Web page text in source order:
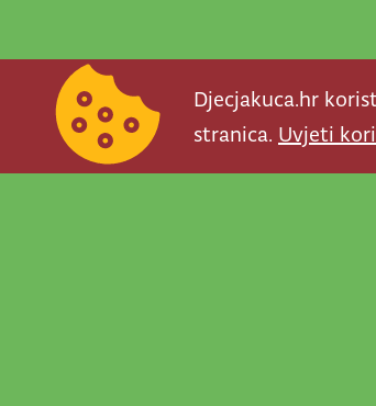
Djecjakuca.hr
stranica. Uvjeti